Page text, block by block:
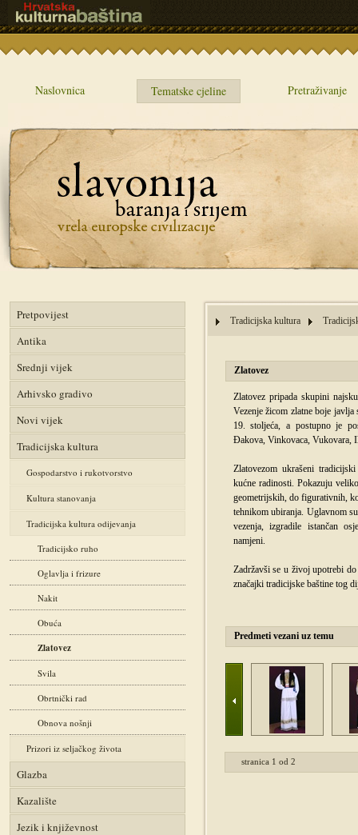
Naslovnica Tematske cjeline Pretraživanje
Pretpovijest
Antika
Srednji vijek
Arhivsko gradivo
Novi vijek
Tradicijska kultura
Gospodarstvo i rukotvorstvo
Kultura stanovanja
Tradicijska kultura odijevanja
Tradicijsko ruho
Oglavlja i frizure
Nakit
Obuća
Zlatovez
Svila
Obrtnički rad
Obnova nošnji
Prizori iz seljačkog života
Glazba
Kazalište
Jezik i književnost
Tradicijska kultura
Zlatovez
Zlatovez pripada skupini
Vezenje žicom zlatne boje
19. stoljeća, a postupno je
Đakova, Vinkovaca, Vukovara,
Zlatovezom ukrašeni
kućne radinosti. Pokazuju
geometrijskih, do figurativnih,
tehnikom ubiranja. Uglavnom
vezenja, izgradile istančan
namjeni.
Zadržavši se u živoj upotrebi
značajki tradicijske baštine tog
Predmeti vezani uz temu
stranica 1 od 2